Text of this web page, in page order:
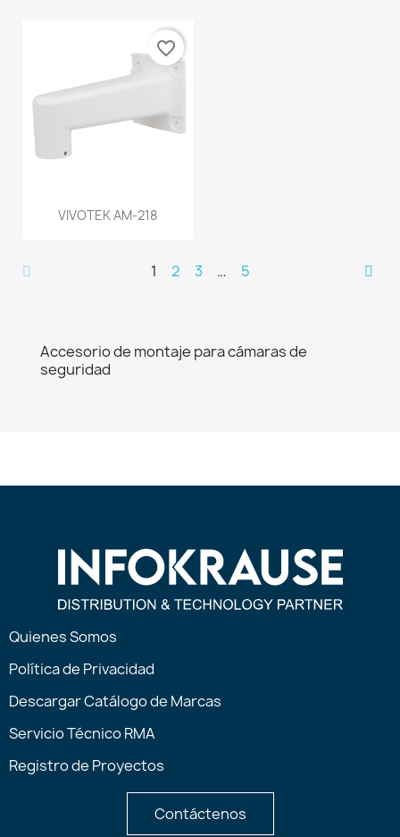
VIVOTEK AM-218
favorite_border
1 2 3 … 5
Accesorio de montaje para cámaras de
seguridad
Quienes Somos
Política de Privacidad
Descargar Catálogo de Marcas
Servicio Técnico RMA
Registro de Proyectos
Contáctenos